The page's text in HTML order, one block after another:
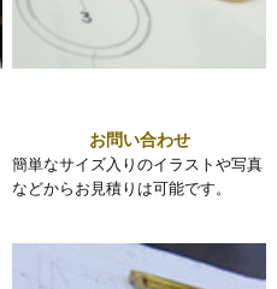
お問い合わせ
簡単なサイズ入りのイラストや写真
などからお見積りは可能です。